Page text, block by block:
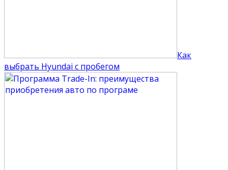
Как
выбрать Hyundai с пробегом